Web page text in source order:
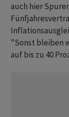
auch hier
"Sonst bleiben
auf bis zu 40